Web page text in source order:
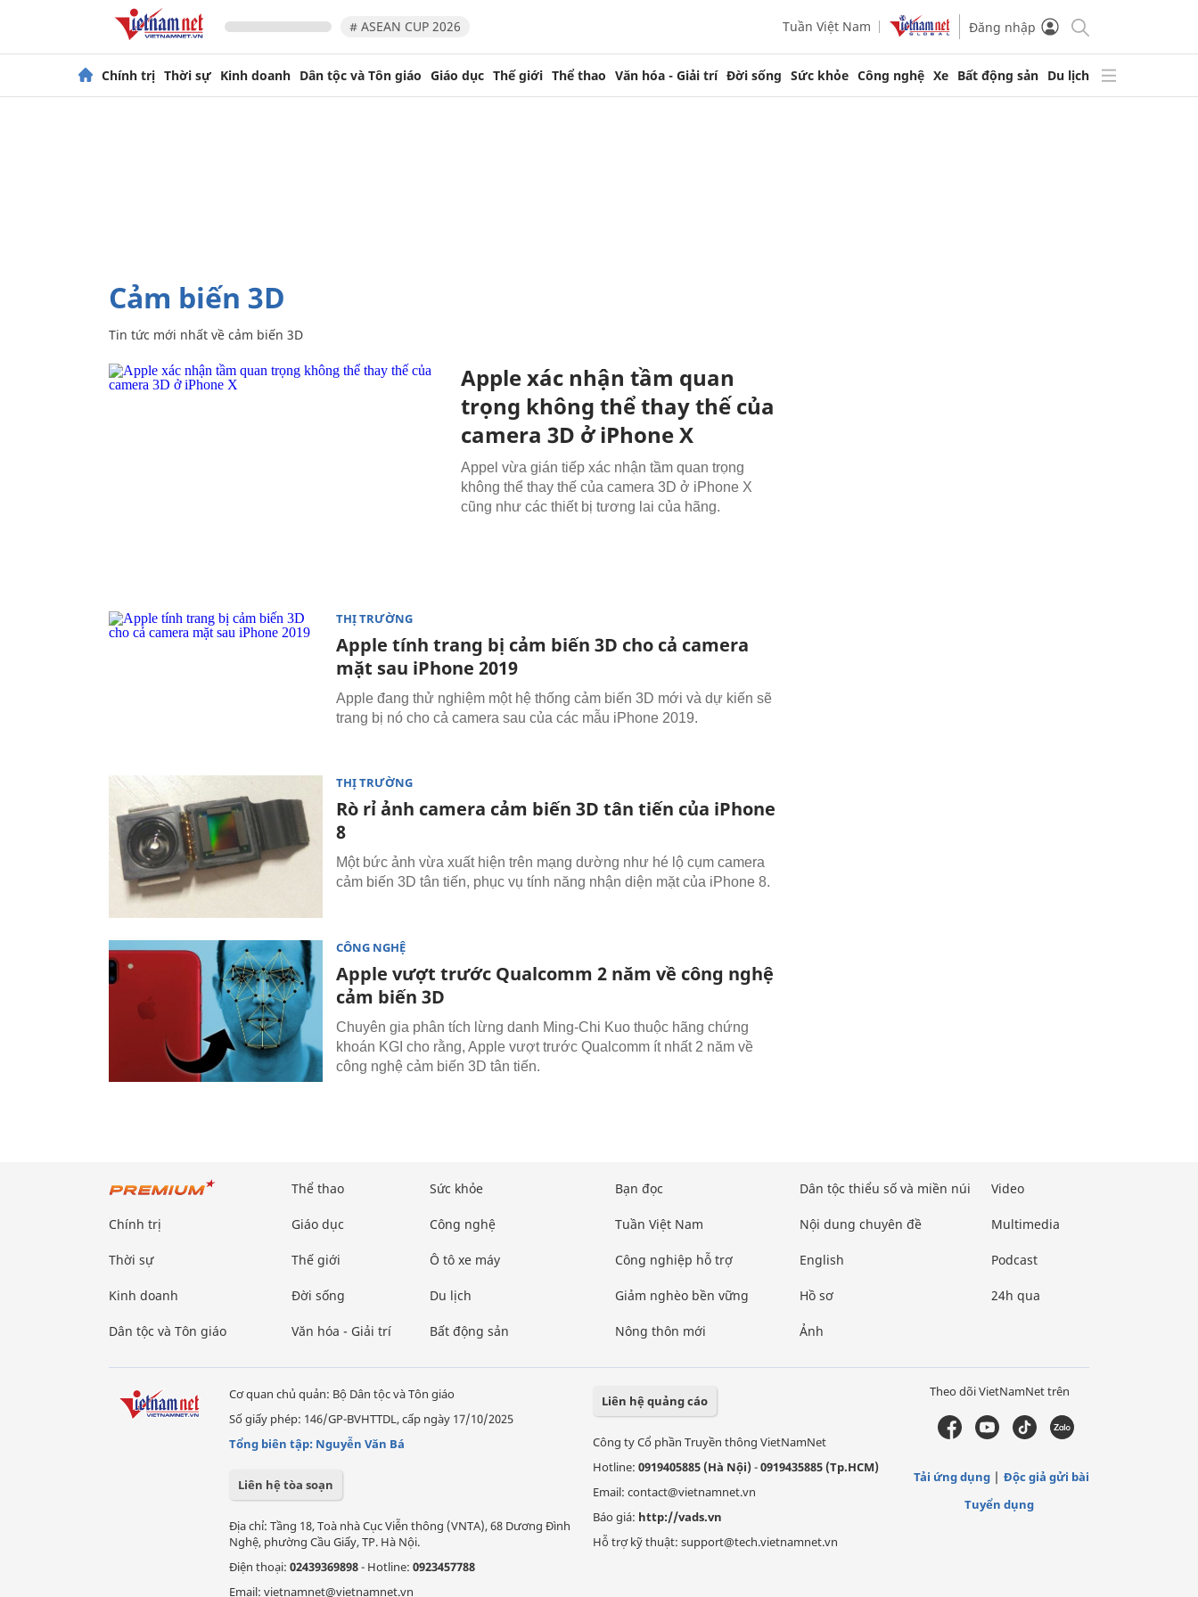
# ASEAN CUP 2026 Tuần Việt Nam Đăng nhập
Chính trị Thời sự Kinh doanh Dân tộc và Tôn giáo Giáo dục Thế giới Thể thao Văn hóa - Giải trí Đời sống Sức khỏe Công nghệ Xe Bất động sản Du lịch
cảm biến 3D
Tin tức mới nhất về cảm biến 3D
Apple xác nhận tầm quan
trọng không thể thay thế của
camera 3D ở iPhone X
Appel vừa gián tiếp xác nhận tầm quan trọng
không thể thay thế của camera 3D ở iPhone X
cũng như các thiết bị tương lai của hãng.
THỊ TRƯỜNG
Apple tính trang bị cảm biến 3D cho cả camera
mặt sau iPhone 2019
Apple đang thử nghiệm một hệ thống cảm biến 3D mới và dự kiến sẽ
trang bị nó cho cả camera sau của các mẫu iPhone 2019.
THỊ TRƯỜNG
Rò rỉ ảnh camera cảm biến 3D tân tiến của iPhone
8
Một bức ảnh vừa xuất hiện trên mạng dường như hé lộ cụm camera
cảm biến 3D tân tiến, phục vụ tính năng nhận diện mặt của iPhone 8.
CÔNG NGHỆ
Apple vượt trước Qualcomm 2 năm về công nghệ
cảm biến 3D
Chuyên gia phân tích lừng danh Ming-Chi Kuo thuộc hãng chứng
khoán KGI cho rằng, Apple vượt trước Qualcomm ít nhất 2 năm về
công nghệ cảm biến 3D tân tiến.
Chính trị
Thời sự
Kinh doanh
Dân tộc và Tôn giáo
Thể thao
Giáo dục
Thế giới
Đời sống
Văn hóa - Giải trí
Sức khỏe
Công nghệ
Ô tô xe máy
Du lịch
Bất động sản
Bạn đọc
Tuần Việt Nam
Công nghiệp hỗ trợ
Giảm nghèo bền vững
Nông thôn mới
Dân tộc thiểu số và miền núi
Nội dung chuyên đề
English
Hồ sơ
Ảnh
Video
Multimedia
Podcast
24h qua
Cơ quan chủ quản: Bộ Dân tộc và Tôn giáo
Số giấy phép: 146/GP-BVHTTDL, cấp ngày 17/10/2025
Tổng biên tập: Nguyễn Văn Bá
Liên hệ tòa soạn
Địa chỉ: Tầng 18, Toà nhà Cục Viễn thông (VNTA), 68 Dương Đình
Nghệ, phường Cầu Giấy, TP. Hà Nội.
Điện thoại: 02439369898- Hotline: 0923457788
Email: vietnamnet@vietnamnet.vn
Liên hệ quảng cáo
Công ty Cổ phần Truyền thông VietNamNet
Hotline: 0919405885 (Hà Nội)-0919435885 (Tp.HCM)
Email: contact@vietnamnet.vn
Báo giá: http://vads.vn
Hỗ trợ kỹ thuật: support@tech.vietnamnet.vn
Theo dõi VietNamNet trên
Tải ứng dụng
Độc giả gửi bài
Tuyển dụng